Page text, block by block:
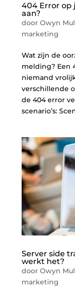
404 Error op
aan?
door Owyn
marketing
Wat zijn de
melding? Een
niemand
verschillende
de 404 error
scenario’s:
Server side
werkt het?
door Owyn
marketing